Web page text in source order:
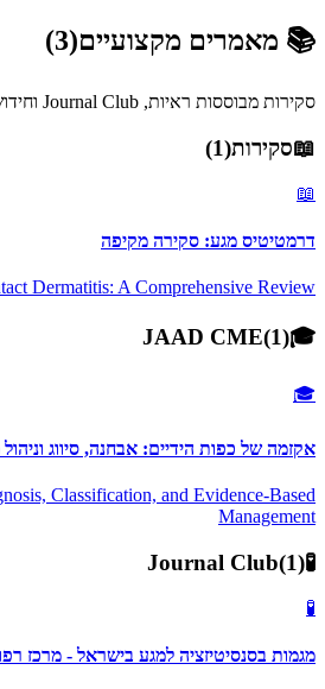
📚 מאמרים מקצועיים(
3
)
סקירות מבוססות ראיות, Journal Club וחידושים
📖סקירות(
1
)
📖
דרמטיטיס מגע: סקירה מקיפה
Dermatitis: A Comprehensive Review
🎓
JAAD CME(1)
🎓
אקזמה של כפות הידיים: אבחנה, סיווג
Classification, and Evidence-Based
Management
🧪
Journal Club(1)
🧪
מגמות בסנסיטיזציה למגע בישראל - מרכז